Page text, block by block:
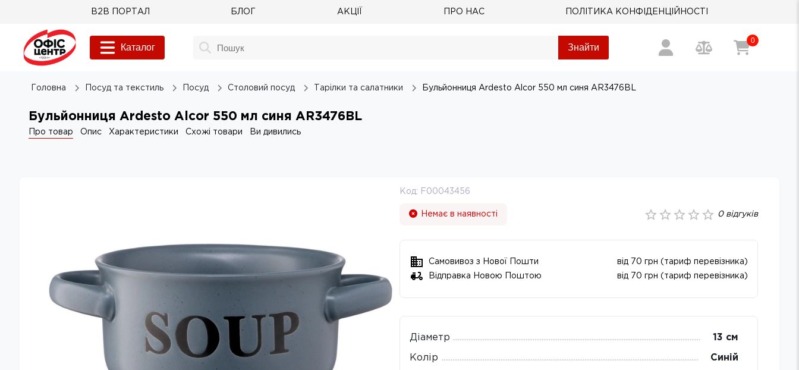
B2B ПОРТАЛ БЛОГ АКЦІЇ ПРО НАС ПОЛІТИКА КОНФІДЕНЦІЙНОСТІ
Каталог Знайти
0
Головна Посуд та текстиль Посуд Столовий посуд Тарілки та салатники Бульйонниця Ardesto Alcor 550 мл синя AR3476BL
Бульйонниця Ardesto Alcor 550 мл синя AR3476BL
Про товар Опис Характеристики Схожі товари Ви дивились
Код: F00043456
Немає в наявності 0відгуків
Самовивоз з Нової Пошти
від 70 грн (тариф перевізника)
Відправка Новою Поштою
від 70 грн (тариф перевізника)
Діаметр 13 см
Колір Синій